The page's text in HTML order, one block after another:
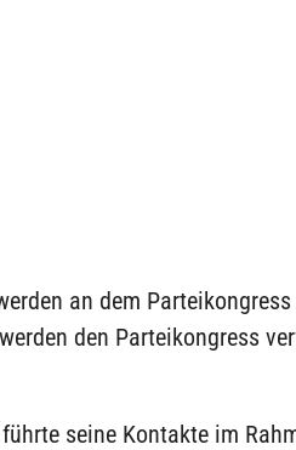
an dem
den Parteikongress
seine Kontakte im